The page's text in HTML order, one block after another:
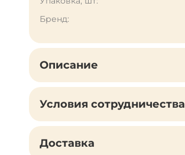
Бренд:
Описание
Условия сотрудничества
Доставка